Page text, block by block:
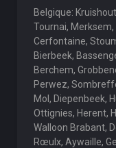
Belgique:
Tournai,
Cerfontaine,
Bierbeek,
Berchem,
Perwez,
Mol, Diepenbeek,
Ottignies, Herent,
Walloon Brabant,
Rœulx, Aywaille,